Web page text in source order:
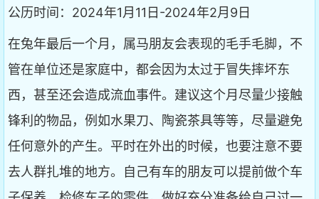
公历时间：2024年1月11日-2024年2月9日
在兔年最后一个月，属马朋友会表现的毛手毛脚，不
管在单位还是家庭中，都会因为太过于冒失摔坏东
西，甚至还会造成流血事件。建议这个月尽量少接触
锋利的物品，例如水果刀、陶瓷茶具等等，尽量避免
任何意外的产生。平时在外出的时候，也要注意不要
去人群扎堆的地方。自己有车的朋友可以提前做个车